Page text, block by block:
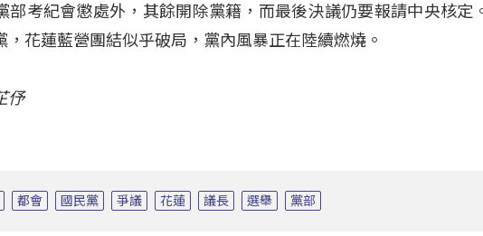
部考紀會懲處外，其餘開除黨籍，而最後決議仍要報請中央核定
，花蓮藍營團結似乎破局，黨內風暴正在陸續燃燒。
伃
都會 國民黨 爭議 花蓮 議長 選舉 黨部